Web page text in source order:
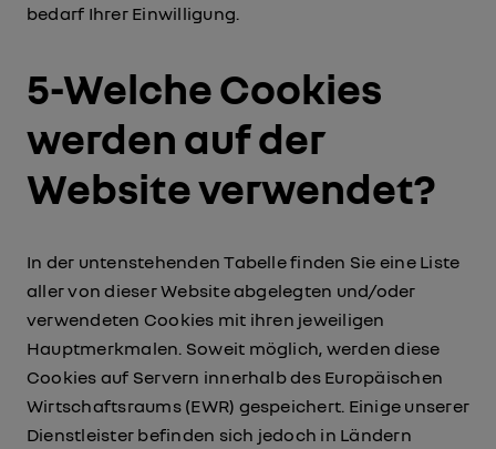
bedarf Ihrer Einwilligung.
5-Welche Cookies
werden auf der
Website verwendet?
In der untenstehenden Tabelle finden Sie eine Liste
aller von dieser Website abgelegten und/oder
verwendeten Cookies mit ihren jeweiligen
Hauptmerkmalen. Soweit möglich, werden diese
Cookies auf Servern innerhalb des Europäischen
Wirtschaftsraums (EWR) gespeichert. Einige unserer
Dienstleister befinden sich jedoch in Ländern